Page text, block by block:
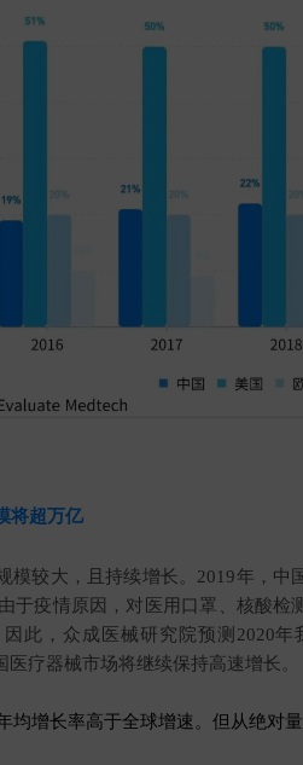
将超万亿
模较大，且持续增长。2019年，中
于疫情原因，对医用口罩、核酸
此，众成医械研究院预测2020
疗器械市场将继续保持高速增长。
均增长率高于全球增速。但从绝对量